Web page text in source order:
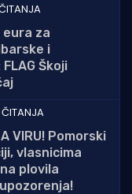
za
i
Škoji
VIRU! Pomorski
vlasnicima
plovila